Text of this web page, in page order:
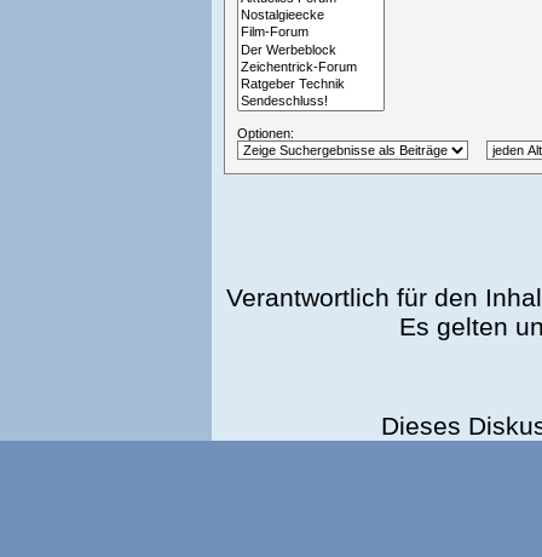
Optionen:
Verantwortlich für den
Es gelten
Dieses